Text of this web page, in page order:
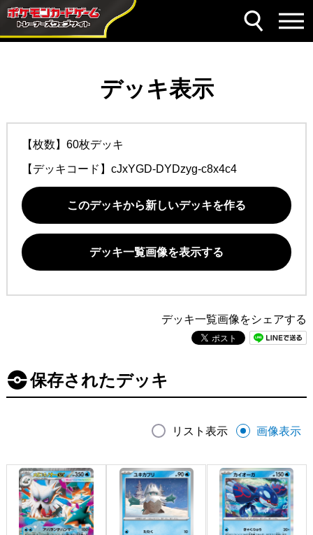
デッキ表示
【枚数】60枚デッキ
【デッキコード】 cJxYGD-DYDzyg-c8x4c4
このデッキから新しいデッキを作る
デッキ一覧画像を表示する
デッキ一覧画像をシェアする
保存されたデッキ
リスト表示 画像表示